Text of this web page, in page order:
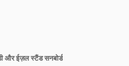
और ईज़ल स्टैंड सनबोर्ड